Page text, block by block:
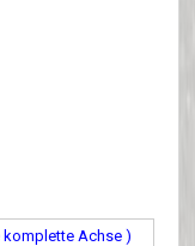
komplette Achse )